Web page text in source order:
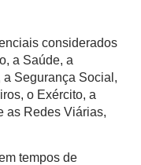
considerados
a Saúde, a
a Segurança Social,
o Exército, a
as Redes Viárias,
tempos de